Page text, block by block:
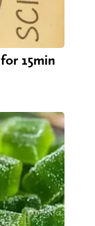
15min